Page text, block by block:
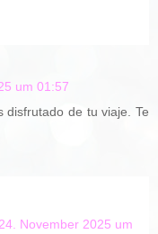
um 01:57
disfrutado de tu viaje. Te
24. November 2025 um